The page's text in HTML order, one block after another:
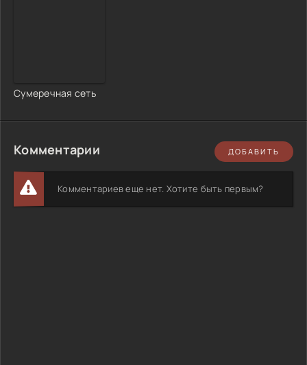
Сумеречная сеть
Комментарии ДОБАВИТЬ
Комментариев еще нет. Хотите быть первым?